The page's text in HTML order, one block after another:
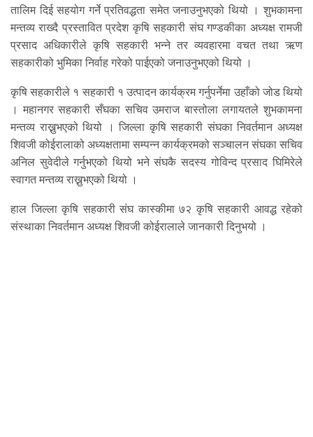
तालिम दिई सहयोग गर्ने प्रतिवद्धता समेत जनाउनुभएको थियो । शुभकामना
मन्तव्य राख्दै प्रस्तावित प्रदेश कृषि सहकारी संघ गण्डकीका अध्यक्ष रामजी
प्रसाद अधिकारीले कृषि सहकारी भन्ने तर व्यवहारमा वचत तथा ऋण
सहकारीको भुमिका निर्वाह गरेको पाईएको जनाउनुभएको थियो ।
कृषि सहकारीले १ सहकारी १ उत्पादन कार्यक्रम गर्नुपर्नेमा उहाँको जोड थियो
। महानगर सहकारी सँघका सचिव उमराज बास्तोला लगायतले शुभकामना
मन्तव्य राख्नुभएको थियो । जिल्ला कृषि सहकारी संघका निवर्तमान अध्यक्ष
शिवजी कोईरालाको अध्यक्षतामा सम्पन्न कार्यक्रमको सञ्चालन संघका सचिव
अनिल सुवेदीले गर्नुभएको थियो भने संघकै सदस्य गोविन्द प्रसाद घिमिरेले
स्वागत मन्तव्य राख्नुभएको थियो ।
हाल जिल्ला कृषि सहकारी संघ कास्कीमा ७२ कृषि सहकारी आवद्ध रहेको
संस्थाका निवर्तमान अध्यक्ष शिवजी कोईरालाले जानकारी दिनुभयो ।